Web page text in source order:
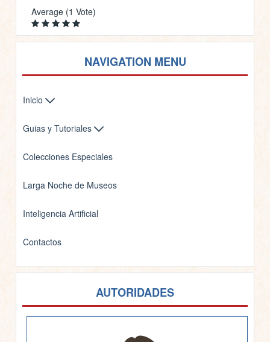
Average (1 Vote)
NAVIGATION MENU
Inicio
Guias y Tutoriales
Colecciones Especiales
Larga Noche de Museos
Inteligencia Artificial
Contactos
AUTORIDADES